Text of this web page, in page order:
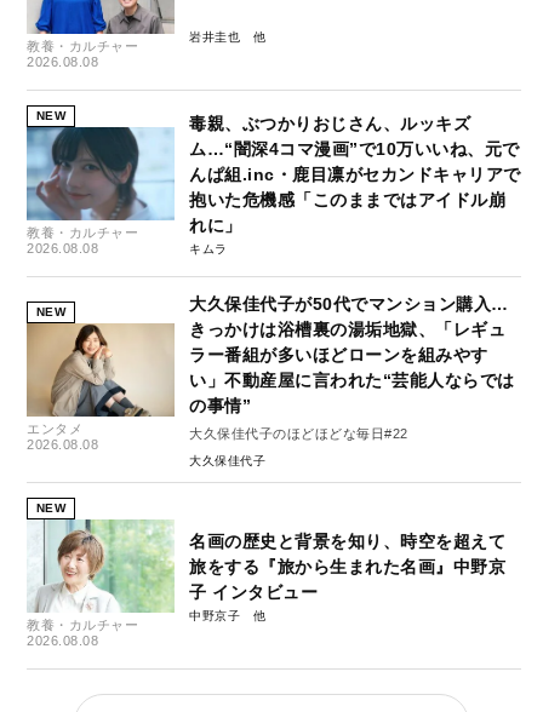
教養・カルチャー
2026.08.08
岩井圭也
NEW
教養・カルチャー
2026.08.08
毒親、ぶつかりおじさん、ルッキズ
ム…“闇深4コマ漫画”で10万いいね、元で
んぱ組.inc・鹿目凛がセカンドキャリアで
抱いた危機感「このままではアイドル崩
れに」
キムラ
NEW
エンタメ
2026.08.08
大久保佳代子が50代でマンション購入…
きっかけは浴槽裏の湯垢地獄、「レギュ
ラー番組が多いほどローンを組みやす
い」不動産屋に言われた“芸能人ならでは
の事情”
大久保佳代子のほどほどな毎日#22
大久保佳代子
NEW
教養・カルチャー
2026.08.08
名画の歴史と背景を知り、時空を超えて
旅をする『旅から生まれた名画』中野京
子 インタビュー
中野京子